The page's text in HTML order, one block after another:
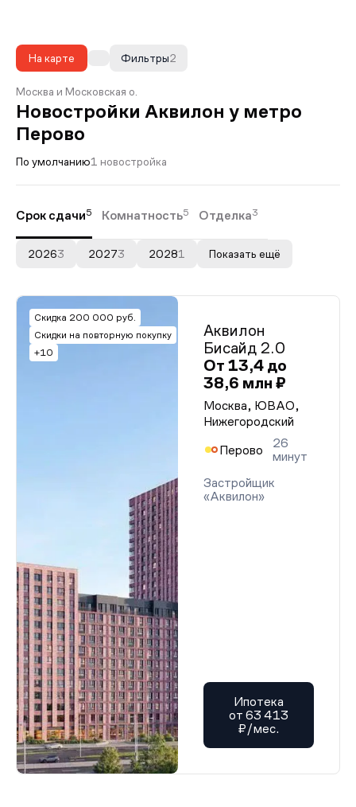
На карте 2
Фильтры
Москва и Московская о.
Новостройки Аквилон у метро
Перово
По умолчанию1 новостройка
Срок сдачи5 Комнатность5 Отделка3
20263 20273 20281 Показать ещё
Скидка 200 000 руб.
Скидки на повторную покупку
+10
Аквилон
Бисайд 2.0
От 13,4 до
38,6 млн ₽
Москва, ЮВАО,
Нижегородский
Перово
26
минут
Застройщик
«Аквилон»
Ипотека
от 63 413
₽/мес.